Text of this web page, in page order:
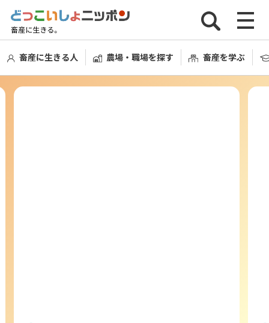
畜産に生きる人 農場・職場を探す 畜産を学ぶ